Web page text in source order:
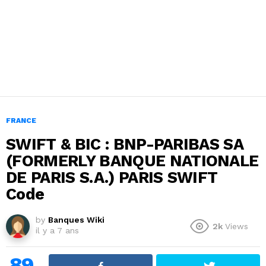
FRANCE
SWIFT & BIC : BNP-PARIBAS SA
(FORMERLY BANQUE NATIONALE
DE PARIS S.A.) PARIS SWIFT
Code
by Banques Wiki
il y a 7 ans
2k Views